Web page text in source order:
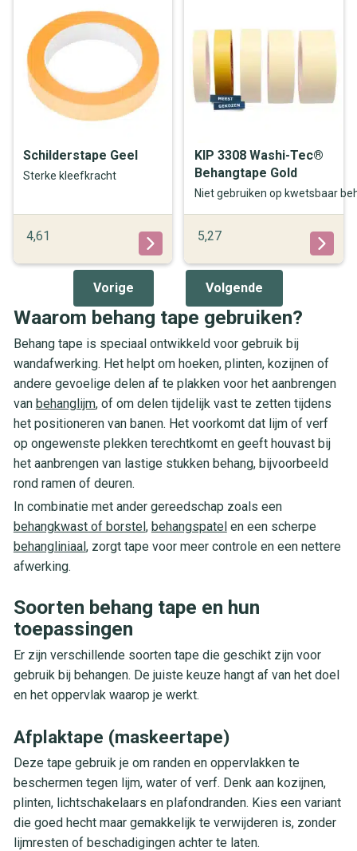
Schilderstape Geel
Sterke kleefkracht
4,61
KIP 3308 Washi-Tec®
Behangtape Gold
Niet gebruiken op kwetsbaar
5,27
Vorige Volgende
Waarom behang tape gebruiken?
Behang tape is speciaal ontwikkeld voor gebruik bij
wandafwerking. Het helpt om hoeken, plinten, kozijnen of
andere gevoelige delen af te plakken voor het aanbrengen
van behanglijm, of om delen tijdelijk vast te zetten tijdens
het positioneren van banen. Het voorkomt dat lijm of verf
op ongewenste plekken terechtkomt en geeft houvast bij
het aanbrengen van lastige stukken behang, bijvoorbeeld
rond ramen of deuren.
In combinatie met ander gereedschap zoals een
behangkwast of borstel , behangspatel en een scherpe
behangliniaal , zorgt tape voor meer controle en een nettere
afwerking.
Soorten behang tape en hun
toepassingen
Er zijn verschillende soorten tape die geschikt zijn voor
gebruik bij behangen. De juiste keuze hangt af van het doel
en het oppervlak waarop je werkt.
Afplaktape (maskeertape)
Deze tape gebruik je om randen en oppervlakken te
beschermen tegen lijm, water of verf. Denk aan kozijnen,
plinten, lichtschakelaars en plafondranden. Kies een variant
die goed hecht maar gemakkelijk te verwijderen is, zonder
lijmresten of beschadigingen achter te laten.